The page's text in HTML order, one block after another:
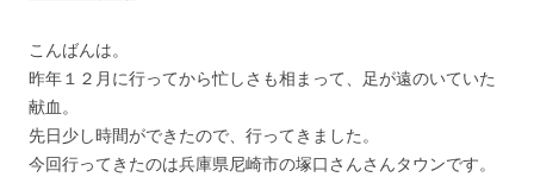
こんばんは。
昨年１２月に行ってから忙しさも相まって、足が遠のいていた
献血。
先日少し時間ができたので、行ってきました。
今回行ってきたのは兵庫県尼崎市の塚口さんさんタウンです。